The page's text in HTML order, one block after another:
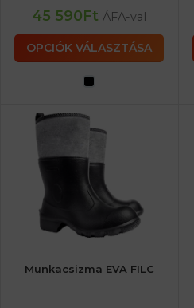
45 590Ft ÁFA-val
OPCIÓK VÁLASZTÁSA
Munkacsizma EVA FILC